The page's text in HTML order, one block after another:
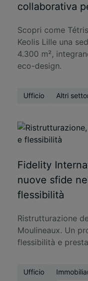
collaborativa
Scopri come
Keolis Lille una
4.300 m²,
eco-design.
Ufficio Altri
Fidelity
nuove sfide
flessibilità
Ristrutturazione
Moulineaux. Un
flessibilità e
Ufficio